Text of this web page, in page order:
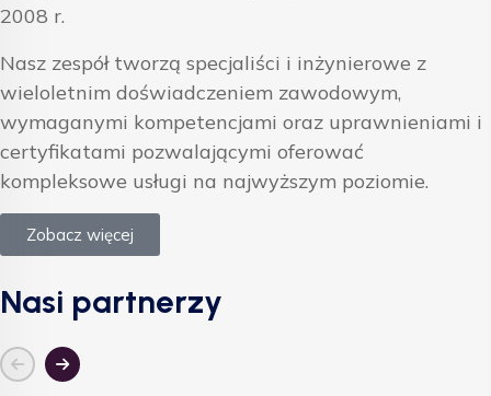
2008 r.
Nasz zespół tworzą specjaliści i inżynierowe z
wieloletnim doświadczeniem zawodowym,
wymaganymi kompetencjami oraz uprawnieniami i
certyfikatami pozwalającymi oferować
kompleksowe usługi na najwyższym poziomie.
Zobacz więcej
Nasi partnerzy